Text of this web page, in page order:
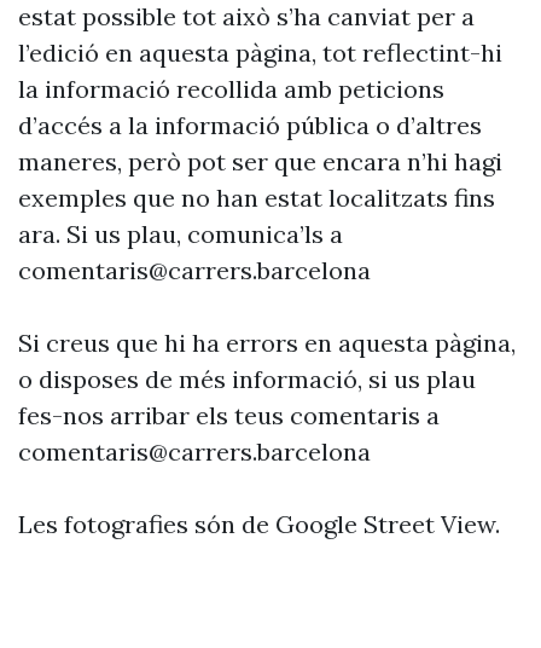
estat possible tot això s’ha canviat per a
l’edició en aquesta pàgina, tot reflectint-hi
la informació recollida amb peticions
d’accés a la informació pública o d’altres
maneres, però pot ser que encara n’hi hagi
exemples que no han estat localitzats fins
ara. Si us plau, comunica’ls a
comentaris@carrers.barcelona
Si creus que hi ha errors en aquesta pàgina,
o disposes de més informació, si us plau
fes-nos arribar els teus comentaris a
comentaris@carrers.barcelona
Les fotografies són de Google Street View.